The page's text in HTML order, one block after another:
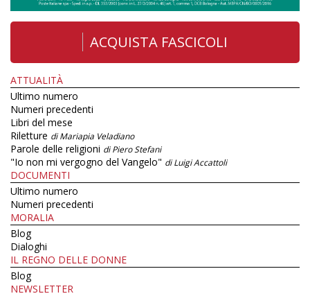
ACQUISTA FASCICOLI
ATTUALITÀ
Ultimo numero
Numeri precedenti
Libri del mese
Riletture di Mariapia Veladiano
Parole delle religioni di Piero Stefani
"Io non mi vergogno del Vangelo" di Luigi Accattoli
DOCUMENTI
Ultimo numero
Numeri precedenti
MORALIA
Blog
Dialoghi
IL REGNO DELLE DONNE
Blog
NEWSLETTER